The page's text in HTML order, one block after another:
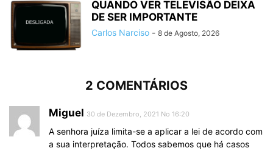
QUANDO VER TELEVISÃO DEIXA
DE SER IMPORTANTE
Carlos Narciso - 8 de Agosto, 2026
2 COMENTÁRIOS
Miguel 30 de Dezembro, 2021 No 16:20
A senhora juíza limita-se a aplicar a lei de acordo com
a sua interpretação. Todos sabemos que há casos